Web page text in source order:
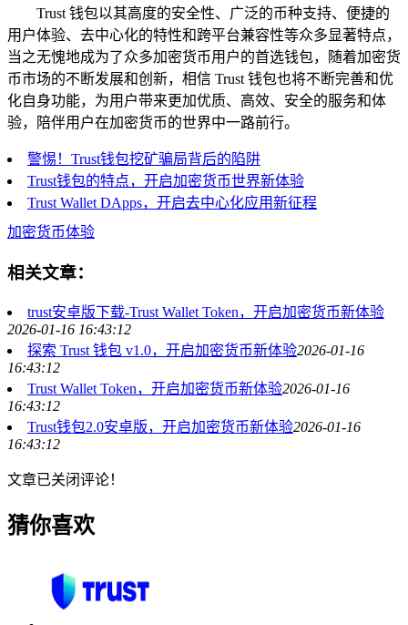
Trust 钱包以其高度的安全性、广泛的币种支持、便捷的
用户体验、去中心化的特性和跨平台兼容性等众多显著特点，
当之无愧地成为了众多加密货币用户的首选钱包，随着加密货
币市场的不断发展和创新，相信 Trust 钱包也将不断完善和优
化自身功能，为用户带来更加优质、高效、安全的服务和体
验，陪伴用户在加密货币的世界中一路前行。
警惕！Trust钱包挖矿骗局背后的陷阱
Trust钱包的特点，开启加密货币世界新体验
Trust Wallet DApps，开启去中心化应用新征程
加密货币体验
相关文章：
trust安卓版下载-Trust Wallet Token，开启加密货币新体验
2026-01-16 16:43:12
探索 Trust 钱包 v1.0，开启加密货币新体验2026-01-16
16:43:12
Trust Wallet Token，开启加密货币新体验2026-01-16
16:43:12
Trust钱包2.0安卓版，开启加密货币新体验2026-01-16
16:43:12
文章已关闭评论！
猜你喜欢